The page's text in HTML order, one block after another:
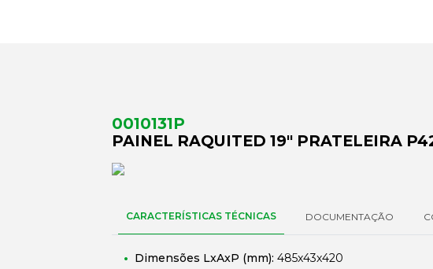
0010131P
PAINEL RAQUITED 19" PRATELEIRA
CARACTERÍSTICAS TÉCNICAS DOCUMENTAÇÃO
Dimensões LxAxP (mm): 485x43x420